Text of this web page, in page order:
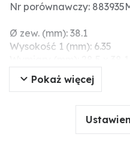
Nr porównawczy:
Ø zew. (mm): 38.1
Wysokość 1 (mm): 6.35
Ø wew. (mm): 28,5
Pokaż więcej